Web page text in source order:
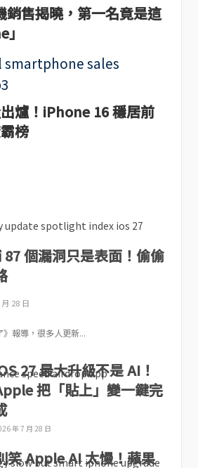
銷售揭曉，第一名竟是這
爐！iPhone 16 穩居前
榜
87 個漏洞只是表面！偷偷
28 日
》報導，很多人更新...
27 最大升級不是 AI！
把「貼上」變一鍵完
年 7 月 28 日
笑 Apple AI 太慢！蘋果